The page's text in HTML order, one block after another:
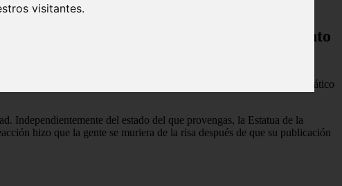
visitantes.
la Libertad, pero su reacción al monumento
Times Square o ascender al Empire State Building, pero si eres un fanático
Independientemente del estado del que provengas, la Estatua de la
hizo que la gente se muriera de la risa después de que su publicación